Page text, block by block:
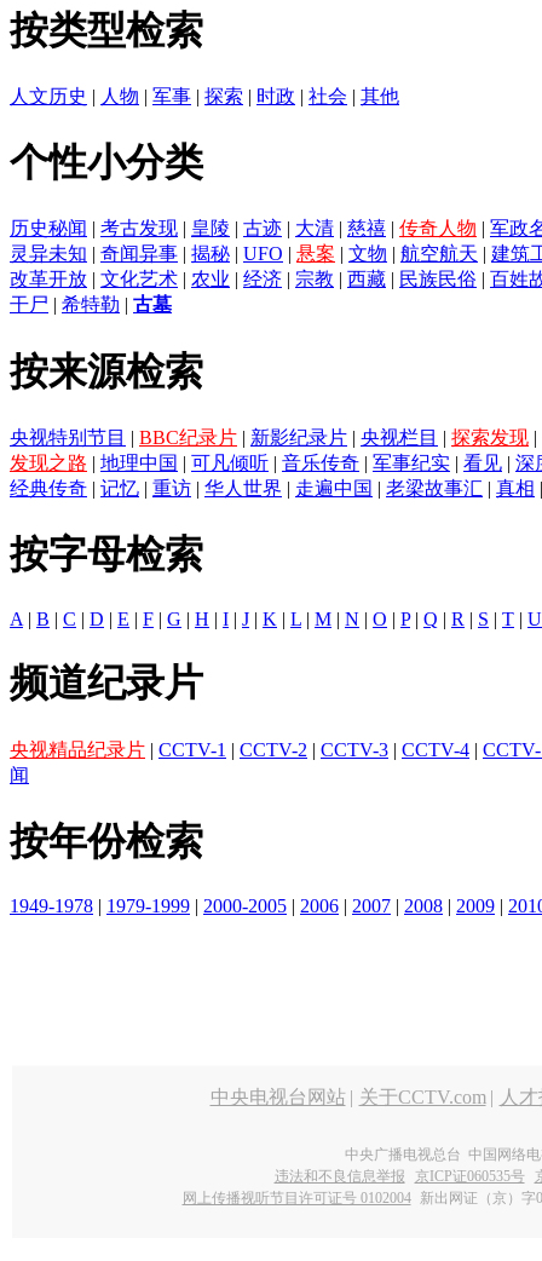
按类型检索
人文历史 | 人物 | 军事 | 探索 | 时政 | 社会 | 其他
个性小分类
历史秘闻 考古发现 皇陵 古迹 大清 慈禧 传奇人物
军政
灵异未知
奇闻异事 揭秘 UFO 悬案 文物 航空航天
建筑
改革开放
文化艺术 农业 经济 宗教 西藏 民族民俗
百姓
干尸
希特勒 古墓
按来源检索
央视特别节目 | BBC纪录片 | 新影纪录片 | 央视栏目 | 探索发现 |
发现之路 | 地理中国 | 可凡倾听 | 音乐传奇 | 军事纪实 | 看见 | 深
经典传奇 | 记忆 | 重访 | 华人世界 | 走遍中国 | 老梁故事汇 | 真相
按字母检索
A | B | C | D | E | F | G | H | I | J | K | L | M | N | O | P| Q | R | S | T | U
频道纪录片
央视精品纪录片 | CCTV-1 | CCTV-2 | CCTV-3 | CCTV-4 |
闻
按年份检索
1949-1978 | 1979-1999 | 2000-2005 | 2006 | 2007 | 2008 | 2009 |
中央电视台网站 | 关于CCTV.com | 人
中央广播电视总台 中国网络
违法和不良信息举报
京ICP证060535号
网上传播视听节目许可证号 0102004 新出网证（京）